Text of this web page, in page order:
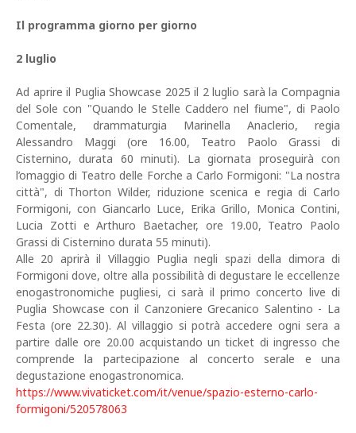
Il programma giorno per giorno
2 luglio
Ad aprire il Puglia Showcase 2025 il 2 luglio sarà la Compagnia
del Sole con "Quando le Stelle Caddero nel fiume", di Paolo
Comentale, drammaturgia Marinella Anaclerio, regia
Alessandro Maggi (ore 16.00, Teatro Paolo Grassi di
Cisternino, durata 60 minuti). La giornata proseguirà con
l’omaggio di Teatro delle Forche a Carlo Formigoni: "La nostra
città", di Thorton Wilder, riduzione scenica e regia di Carlo
Formigoni, con Giancarlo Luce, Erika Grillo, Monica Contini,
Lucia Zotti e Arthuro Baetacher, ore 19.00, Teatro Paolo
Grassi di Cisternino durata 55 minuti).
Alle 20 aprirà il Villaggio Puglia negli spazi della dimora di
Formigoni dove, oltre alla possibilità di degustare le eccellenze
enogastronomiche pugliesi, ci sarà il primo concerto live di
Puglia Showcase con il Canzoniere Grecanico Salentino - La
Festa (ore 22.30). Al villaggio si potrà accedere ogni sera a
partire dalle ore 20.00 acquistando un ticket di ingresso che
comprende la partecipazione al concerto serale e una
degustazione enogastronomica.
https://www.vivaticket.com/it/venue/spazio-esterno-carlo-
formigoni/520578063